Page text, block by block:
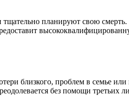
тщательно планируют свою
близкого, проблем в семье или
без помощи третьих